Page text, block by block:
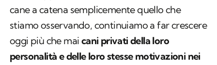
cane a catena semplicemente quello che
stiamo osservando, continuiamo a far crescere
oggi più che mai cani privati della loro
personalità e delle loro stesse motivazioni nei